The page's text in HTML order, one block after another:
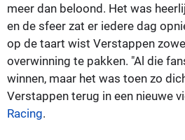
meer dan beloond. Het was
en de sfeer zat er iedere dag
op de taart wist Verstappen
overwinning te pakken. "Al die
winnen, maar het was toen zo
Verstappen terug in een nieuwe
Racing.